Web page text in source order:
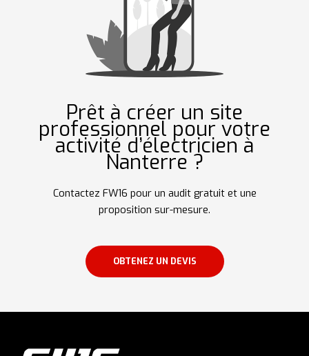
Prêt à créer un site
professionnel pour votre
activité d’électricien à
Nanterre ?
Contactez FW16 pour un audit gratuit et une
proposition sur-mesure.
OBTENEZ UN DEVIS